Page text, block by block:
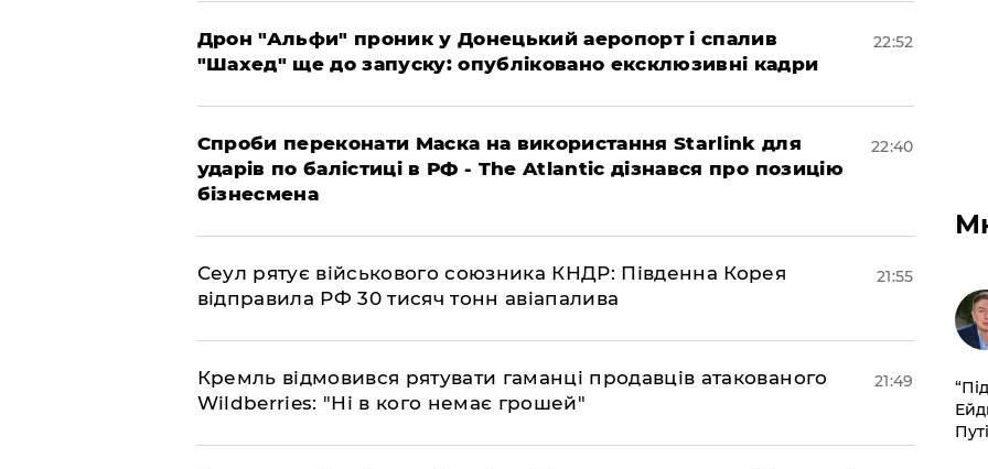
​Дрон "Альфи" проник у Донецький аеропорт і спалив
"Шахед" ще до запуску: опубліковано ексклюзивні кадри
22:52
​Спроби переконати Маска на використання Starlink для
ударів по балістиці в РФ - The Atlantic дізнався про позицію
бізнесмена
22:40
​Сеул рятує військового союзника КНДР: Південна Корея
відправила РФ 30 тисяч тонн авіапалива
21:55
​Кремль відмовився рятувати гаманці продавців атакованого
Wildberries: "Ні в кого немає грошей"
21:49